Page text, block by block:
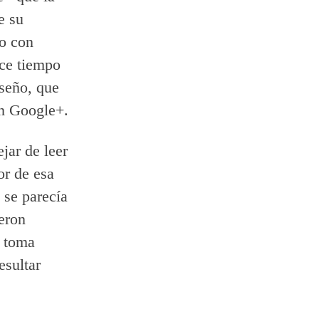
su
con
tiempo
que
Google+.
de leer
de esa
parecía